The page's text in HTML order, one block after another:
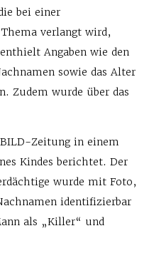
bei einer
verlangt wird,
Angaben wie den
sowie das Alter
Zudem wurde über das
Zeitung in einem
Kindes berichtet. Der
wurde mit Foto,
identifizierbar
als „Killer“ und